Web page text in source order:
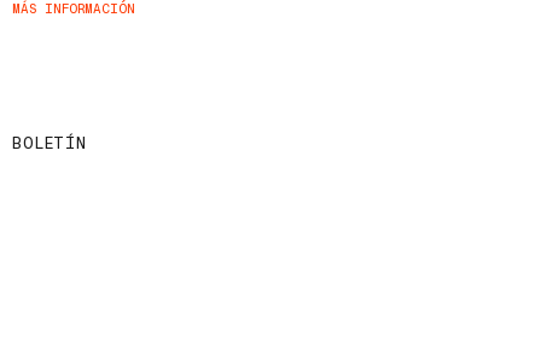
MÁS INFORMACIÓN
BOLETÍN